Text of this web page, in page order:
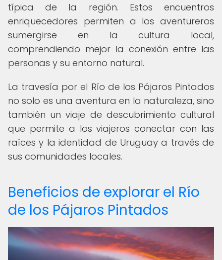
típica de la región. Estos encuentros
enriquecedores permiten a los aventureros
sumergirse en la cultura local,
comprendiendo mejor la conexión entre las
personas y su entorno natural.
La travesía por el Río de los Pájaros Pintados
no solo es una aventura en la naturaleza, sino
también un viaje de descubrimiento cultural
que permite a los viajeros conectar con las
raíces y la identidad de Uruguay a través de
sus comunidades locales.
Beneficios de explorar el Río
de los Pájaros Pintados